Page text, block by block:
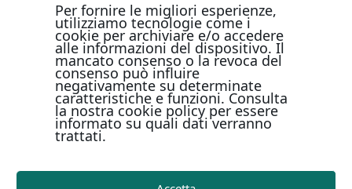
Per fornire le migliori esperienze,
utilizziamo tecnologie come i
cookie per archiviare e/o accedere
alle informazioni del dispositivo. Il
mancato consenso o la revoca del
consenso può influire
negativamente su determinate
caratteristiche e funzioni. Consulta
la nostra cookie policy per essere
informato su quali dati verranno
trattati.
PAGAMENTI ONLINE CON
Metodi di pagamento